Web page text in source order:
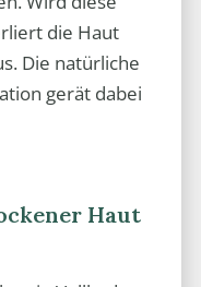
die Haut
Die natürliche
gerät dabei
Haut